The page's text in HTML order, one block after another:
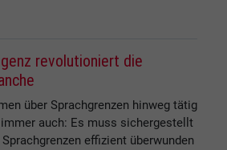
revolutioniert die
über Sprachgrenzen hinweg tätig
auch: Es muss sichergestellt
effizient überwunden